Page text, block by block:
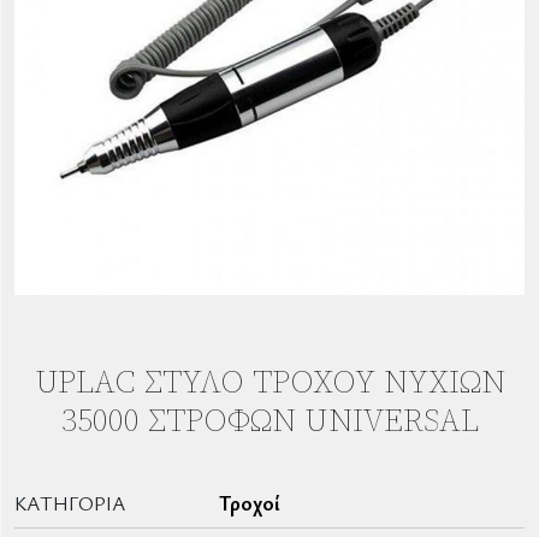
UPLAC ΣΤΥΛΌ ΤΡΟΧΟΎ ΝΥΧΙΏΝ
35000 ΣΤΡΟΦΏΝ UNIVERSAL
ΚΑΤΗΓΟΡΊΑ
Τροχοί